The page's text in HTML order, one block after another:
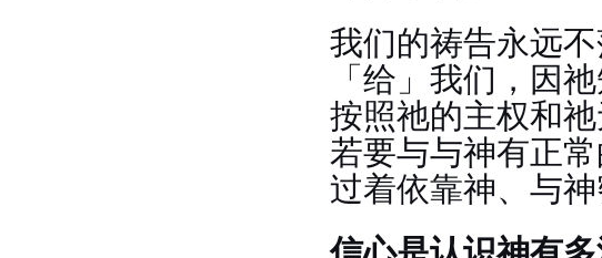
我们的祷告永远
「给」我们，因
按照祂的主权和
若要与与神有正
过着依靠神、与神